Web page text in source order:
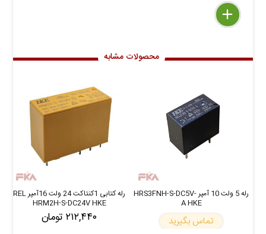
delete
remove
add
محصولات مشابه
رله 5 ولت 10 آمپر HRS3FNH-S-DC5V-
A HKE
تماس بگیرید
رله کتابی 1کنتاکت 24 ولت 16آمپر REL
HRM2H-S-DC24V HKE
۲۱۲,۴۴۰ تومان